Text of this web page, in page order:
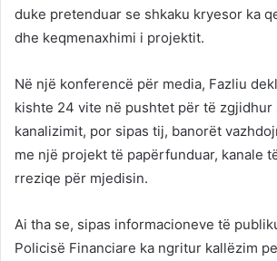
duke pretenduar se shkaku kryesor ka
dhe keqmenaxhimi i projektit.
Në një konferencë për media, Fazliu
kishte 24 vite në pushtet për të zgjidhur
kanalizimit, por sipas tij, banorët
me një projekt të papërfunduar, kanale
rreziqe për mjedisin.
Ai tha se, sipas informacioneve të
Policisë Financiare ka ngritur kallëzim